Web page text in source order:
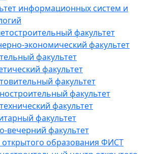
информационных систем и
факультет
экономический факультет
факультет
факультет
факультет
факультет
факультет
факультет
вечерний факультет
образования ФИСТ